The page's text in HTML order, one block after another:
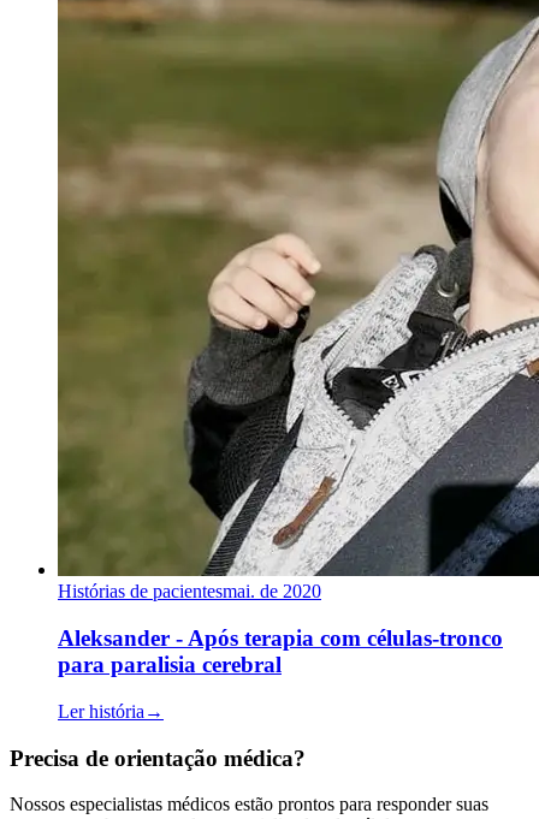
Histórias de pacientesmai. de 2020
Aleksander - Após terapia com células-tronco
para paralisia cerebral
Ler história →
Precisa de orientação médica?
Nossos especialistas médicos estão prontos para responder suas